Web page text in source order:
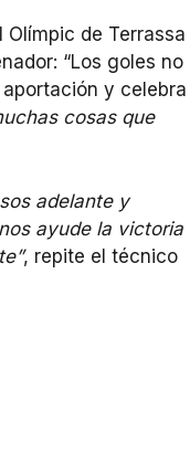
Olímpic de Terrassa
“Los goles no
y celebra
cosas que
adelante y
ayude la victoria
, repite el técnico